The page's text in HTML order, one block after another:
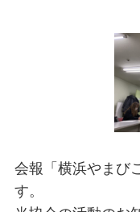
会報「横浜やまび
す。